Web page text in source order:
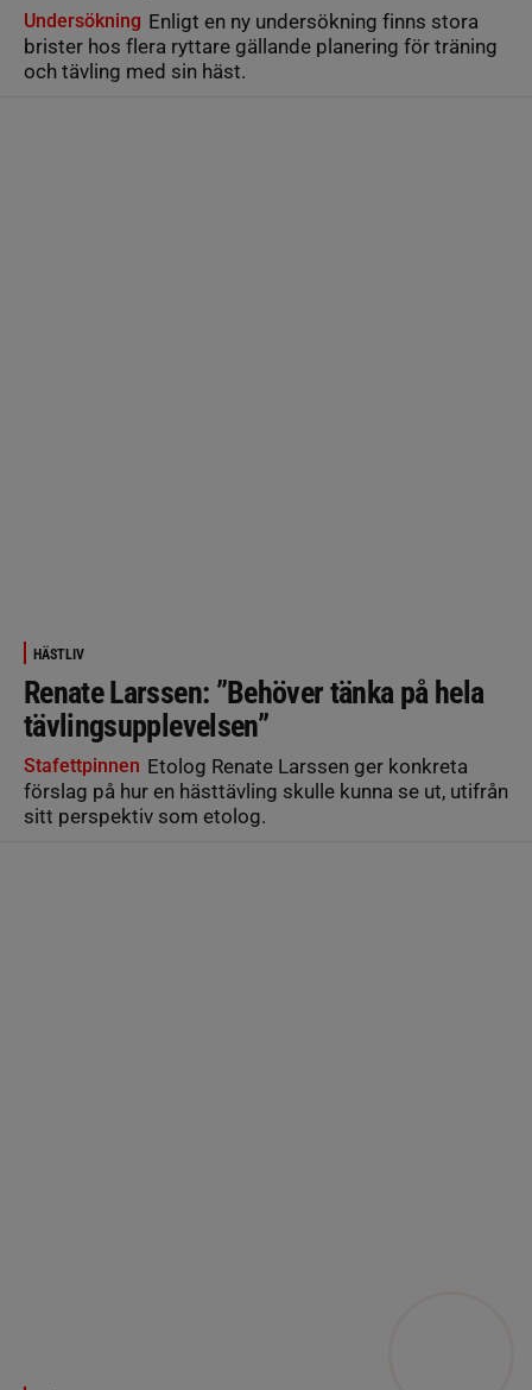
Undersökning Enligt en ny undersökning finns stora
brister hos flera ryttare gällande planering för träning
och tävling med sin häst.
HÄSTLIV
Renate Larssen: ”Behöver tänka på hela
tävlingsupplevelsen”
Stafettpinnen Etolog Renate Larssen ger konkreta
förslag på hur en hästtävling skulle kunna se ut, utifrån
sitt perspektiv som etolog.